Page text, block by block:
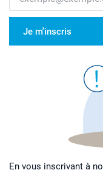
Je m'inscris
En vous inscrivant à